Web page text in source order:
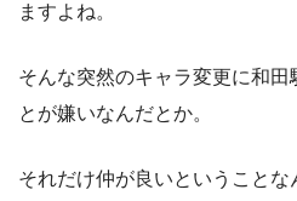
ますよね。
そんな突然のキャラ変更に和田
とが嫌いなんだとか。
それだけ仲が良いということな